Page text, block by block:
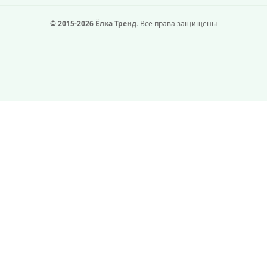
© 2015-2026 Ёлка Тренд. Все права защищены